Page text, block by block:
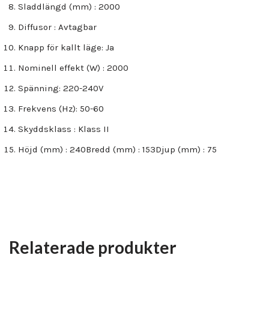
Sladdlängd (mm) : 2000
Diffusor : Avtagbar
Knapp för kallt läge: Ja
Nominell effekt (W) : 2000
Spänning: 220-240V
Frekvens (Hz): 50-60
Skyddsklass : Klass II
Höjd (mm) : 240Bredd (mm) : 153Djup (mm) : 75
Relaterade produkter